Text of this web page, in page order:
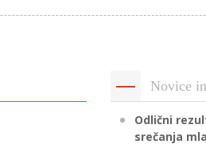
– Društvo prijateljev mladinePoslanstvo
Partnerji
Novice
Odlični
srečanja